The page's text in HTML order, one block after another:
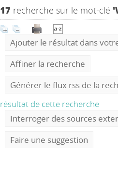
17 recherche sur le mot-clé
Ajouter le résultat dans
Affiner la recherche
Générer le flux rss de la
résultat de cette recherche
Interroger des sources
Faire une suggestion